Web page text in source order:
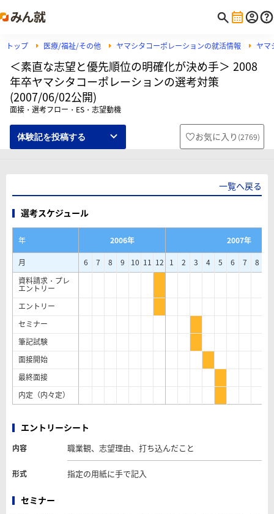
トップ 医療/福祉/その他 ヤマシタコーポレーションの就活情報 ヤマ
＜素直な志望と優先順位の明確化が決め手＞ 2008
年卒ヤマシタコーポレーションの選考対策
(2007/06/02公開)
面接・選考フロー・ES・志望動機
体験記を投稿する お気に入り (2769)
一覧へ戻る
選考スケジュール
年 2006年
2007年
月
6 7 8 9 10 11 12 1 2 3 4 5 6 7 8
資料請求・プレ
エントリー
エントリー
セミナー
筆記試験
面接開始
最終面接
内定（内々定）
エントリーシート
内容 職業観、志望理由、打ち込んだこと
形式 指定の用紙に手で記入
セミナー